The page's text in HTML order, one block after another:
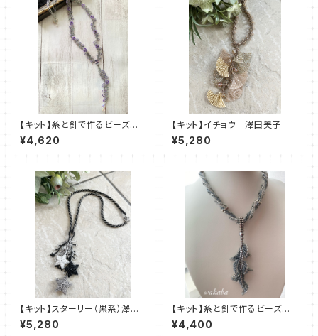
【キット】糸と針で作るビーズス
テッチキット スミレ デザイ
ン：清水理子
¥4,620
【キット】イチョウ 澤田美子
¥5,280
【キット】スターリー（黒系）澤田
美子
¥5,280
【キット】糸と針で作るビーズス
テッチキット ピセッロ（シルバ
ー） デザイン：清水理子
¥4,400